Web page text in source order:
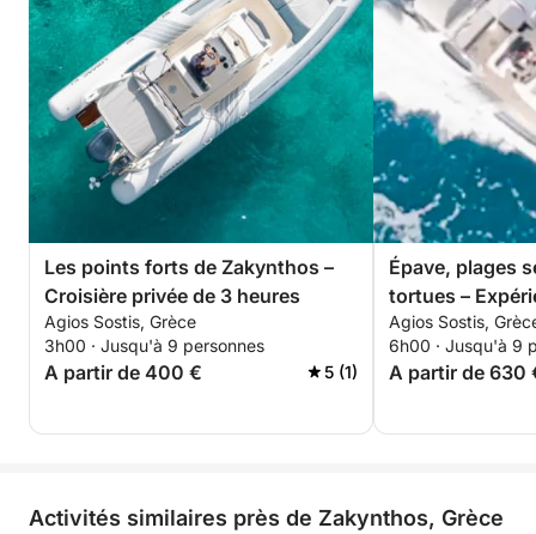
Les points forts de Zakynthos –
Croisière privée de 3 heures
Agios Sostis, Grèce
3h00 · Jusqu'à 9 personnes
A partir de 400 € 5 (1)
Épave, plages
tortues –
heures
Agios Sostis,
6h00 · Jusqu'à 9
A partir de 630
Activités similaires près de Zakynthos, Grèce